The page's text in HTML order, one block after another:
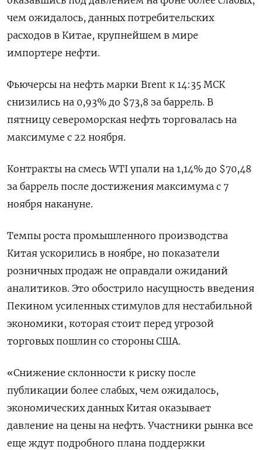
чем ожидалось, данных потребительских
расходов в Китае, крупнейшем в мире
импортере нефти.
Фьючерсы на нефть марки Brent к 14:35 МСК
снизились на 0,93% до $73,8 за баррель. В
пятницу североморская нефть торговалась на
максимуме с 22 ноября.
Контракты на смесь WTI упали на 1,14% до $70,48
за баррель после достижения максимума с 7
ноября накануне.
Темпы роста промышленного производства
Китая ускорились в ноябре, но показатели
розничных продаж не оправдали ожиданий
аналитиков. Это обострило насущность введения
Пекином усиленных стимулов для нестабильной
экономики, которая стоит перед угрозой
торговых пошлин со стороны США.
«Снижение склонности к риску после
публикации более слабых, чем ожидалось,
экономических данных Китая оказывает
давление на цены на нефть. Участники рынка все
еще ждут подробного плана поддержки